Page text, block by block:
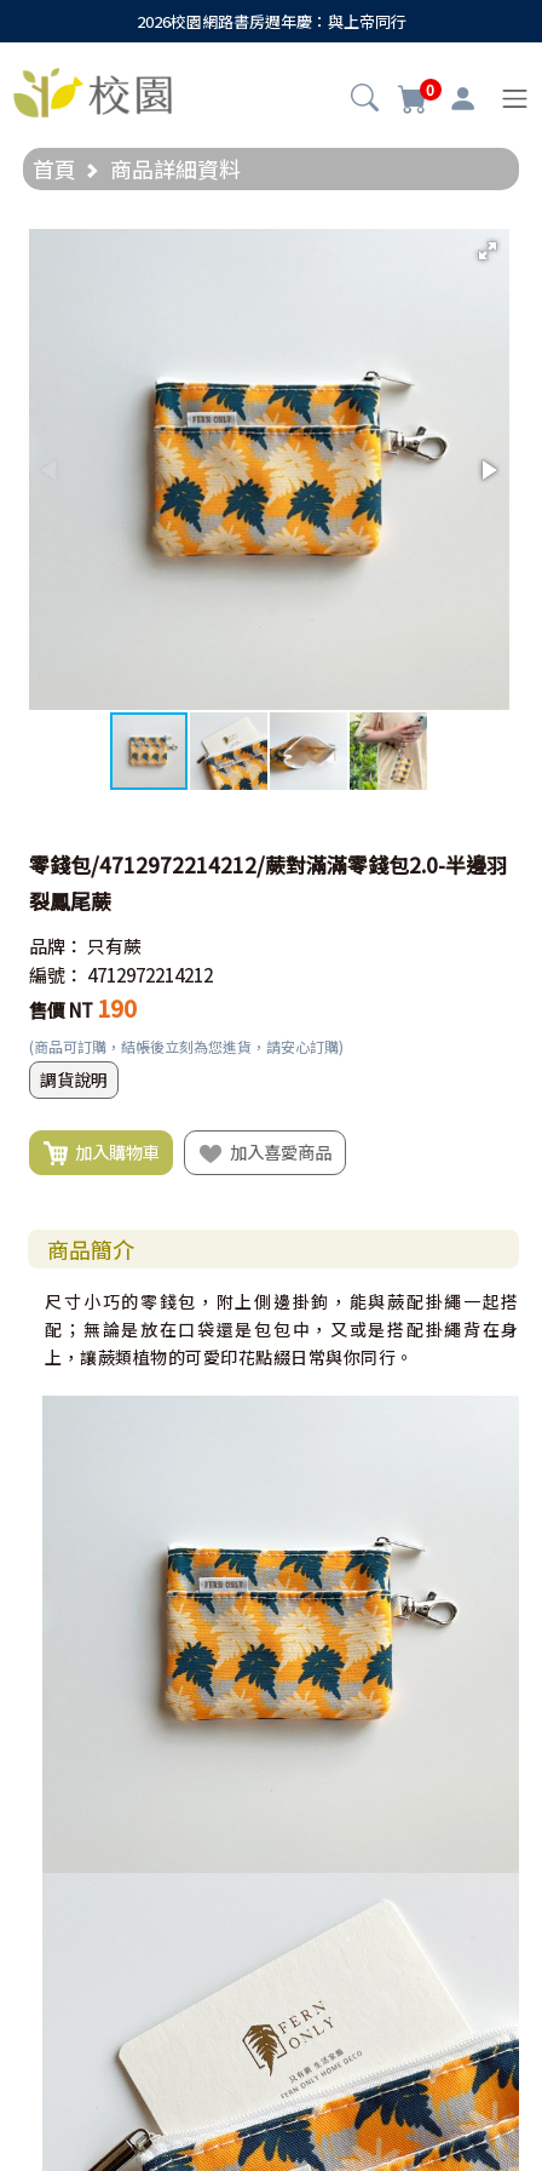
2026校園網路書房週年慶：與上帝同行
0
首頁 商品詳細資料
零錢包/4712972214212/蕨對滿滿零錢包2.0-半邊羽
裂鳳尾蕨
品牌： 只有蕨
編號： 4712972214212
售價 NT 190
(商品可訂購，結帳後立刻為您進貨，請安心訂購)
調貨說明
加入購物車 加入喜愛商品
商品簡介
尺寸小巧的零錢包，附上側邊掛鉤，能與蕨配掛繩一起搭
配；無論是放在口袋還是包包中，又或是搭配掛繩背在身
上，讓蕨類植物的可愛印花點綴日常與你同行。